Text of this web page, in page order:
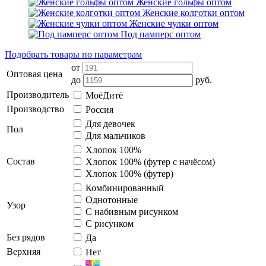
Женские гольфы оптом
Женские колготки оптом
Женские чулки оптом
Под памперс оптом
Подобрать товары по параметрам
Оптовая цена
от
до
руб.
Производитель
МоёДитё
Производство
Россия
Пол
Для девочек
Для мальчиков
Состав
Хлопок 100%
Хлопок 100% (футер с начёсом)
Хлопок 100% (футер)
Узор
Комбинированный
Однотонные
С набивным рисунком
С рисунком
Без рядов
Да
Верхняя
Нет